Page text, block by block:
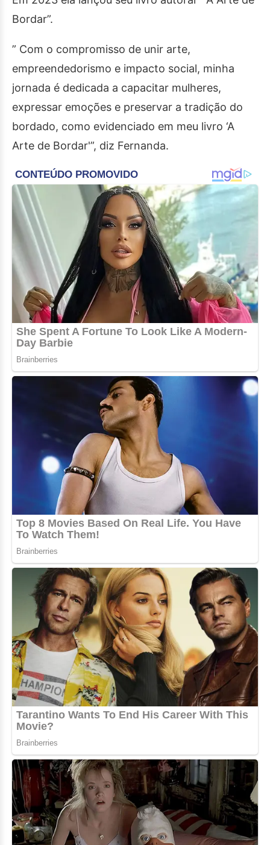
Bordar”.
” Com o compromisso de unir arte,
empreendedorismo e impacto social, minha
jornada é dedicada a capacitar mulheres,
expressar emoções e preservar a tradição do
bordado, como evidenciado em meu livro ‘A
Arte de Bordar'”, diz Fernanda.